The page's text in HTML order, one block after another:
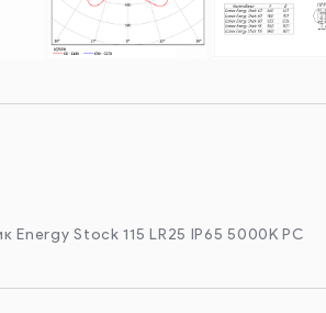
Energy Stock 115 LR25 IP65 5000K PC